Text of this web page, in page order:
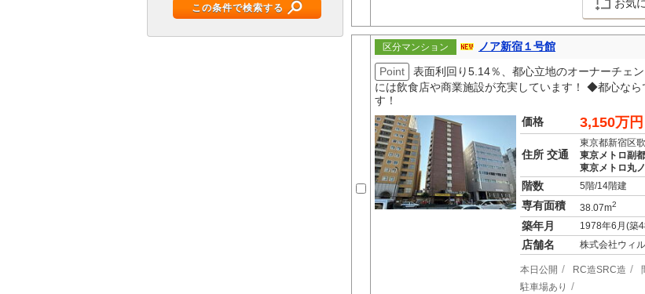
お気
区分マンション
ノア新宿１号館
Point
表面利回り5.14％、都心立地のオーナーチェ
には飲食店や商業施設が充実しています！ ◆都心な
す！
価格
3,150万円
住所 交通
東京都新宿区
東京メトロ副
東京メトロ丸
階数 5階/14階建
専有面積 38.07m2
築年月 1978年6月(築
店舗名 株式会社ウィ
本日公開 RC造SRC造
駐車場あり
この条件で検索する